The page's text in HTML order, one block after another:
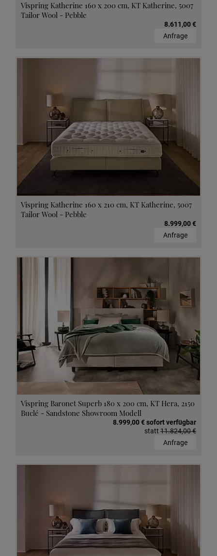
Vispring Katherine 160 x 200 cm, KT Katherine, 5007
Tailor Wool - Pebble
8.611,00 €
Anfrage
Vispring Katherine 160 x 210 cm, KT Katherine, 5007
Tailor Wool - Pebble
8.999,00 €
Anfrage
Vispring Baronet Superb 180 x 200 cm, KT Hera, 2150
Buclé - Sandstone Showroom Modell
8.999,00 € sofort verfügbar
statt 11.824,00 €
Anfrage